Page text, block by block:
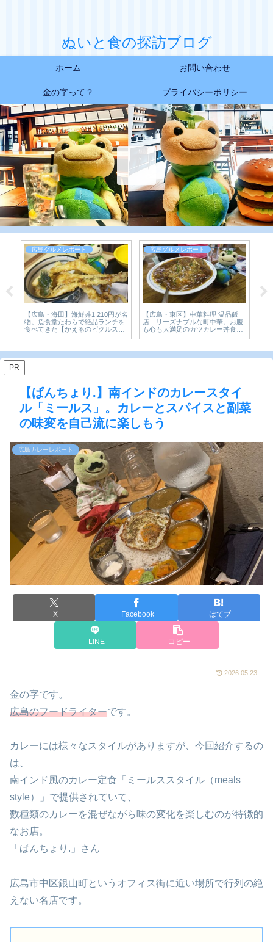
ぬいと食の探訪ブログ
ホーム お問い合わせ
金の字って？ プライバシーポリシー
広島グルメレポート
【広島・海田】海鮮丼1,210円が名
物。魚食堂たわらで絶品ランチを
食べてきた【かえるのピクルスと
広島グルメレポート
【広島・東区】中華料理 温品飯
店 リーズナブルな町中華。お腹
も心も大満足のカツカレー丼食べ
PR
【ぱんちょり.】南インドのカレースタイ
ル「ミールス」。カレーとスパイスと副菜
の味変を自己流に楽しもう
広島カレーレポート
X Facebook はてブ
LINE コピー
2026.05.23
金の字です。
広島のフードライターです。
カレーには様々なスタイルがありますが、今回紹介するの
は、
南インド風のカレー定食「ミールススタイル（meals
style）」で提供されていて、
数種類のカレーを混ぜながら味の変化を楽しむのが特徴的
なお店。
「ぱんちょり.」さん
広島市中区銀山町というオフィス街に近い場所で行列の絶
えない名店です。